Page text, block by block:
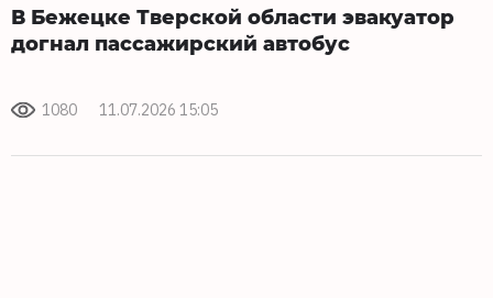
В Бежецке Тверской области эвакуатор
догнал пассажирский автобус
1080 11.07.2026 15:05